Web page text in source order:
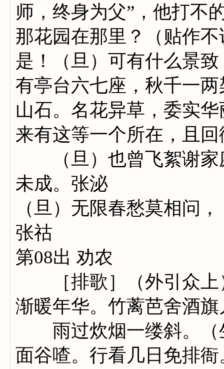
师，终身为父”，他打不
那花园在那里？（贴作
是！（旦）可有什么景
有亭台六七座，秋千一
山石。名花异草，委实
来有这等一个所在，且
（旦）也曾飞絮谢家
未成。张泌
（旦）无限春愁莫相问
张祜
第08出 劝农
［排歌］（外引众上
渐暖年华。竹蓠芭舍酒旗
雨过炊烟一缕斜。（
面谷喳。行看几日免排